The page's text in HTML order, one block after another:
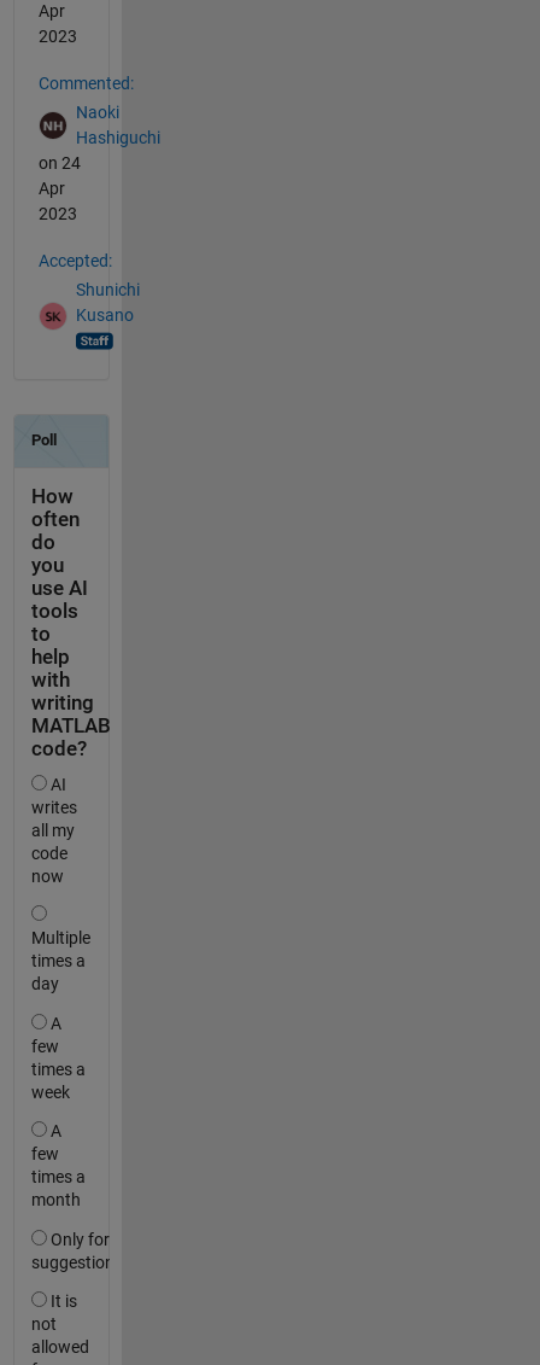
Apr
2023
Commented:
Naoki
Hashiguchi
on 24
Apr
2023
Accepted:
Shunichi
Kusano